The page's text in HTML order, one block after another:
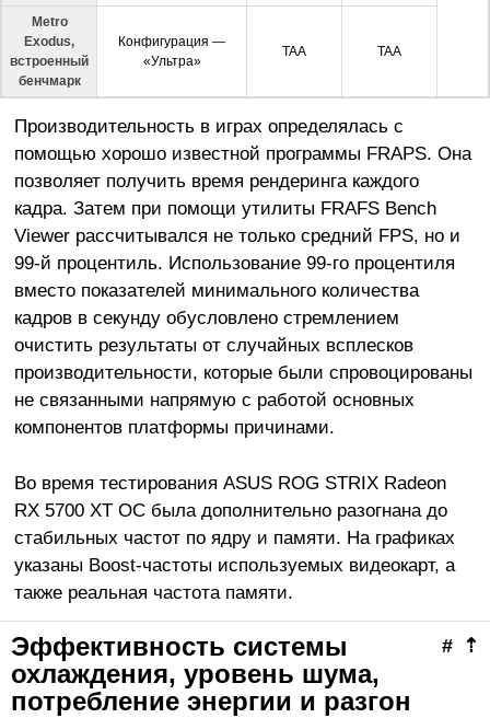
Metro
Exodus,
встроенный
бенчмарк
Конфигурация —
«Ультра»
TAA TAA
Производительность в играх определялась с
помощью хорошо известной программы FRAPS. Она
позволяет получить время рендеринга каждого
кадра. Затем при помощи утилиты FRAFS Bench
Viewer рассчитывался не только средний FPS, но и
99-й процентиль. Использование 99-го процентиля
вместо показателей минимального количества
кадров в секунду обусловлено стремлением
очистить результаты от случайных всплесков
производительности, которые были спровоцированы
не связанными напрямую с работой основных
компонентов платформы причинами.
Во время тестирования ASUS ROG STRIX Radeon
RX 5700 XT OC была дополнительно разогнана до
стабильных частот по ядру и памяти. На графиках
указаны Boost-частоты используемых видеокарт, а
также реальная частота памяти.
⇡
#
Эффективность системы
охлаждения, уровень шума,
потребление энергии и разгон